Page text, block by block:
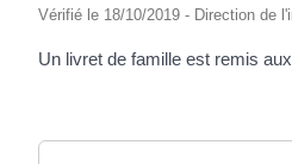
Vérifié le 18/10/2019 - Direction de
Un livret de famille est remis